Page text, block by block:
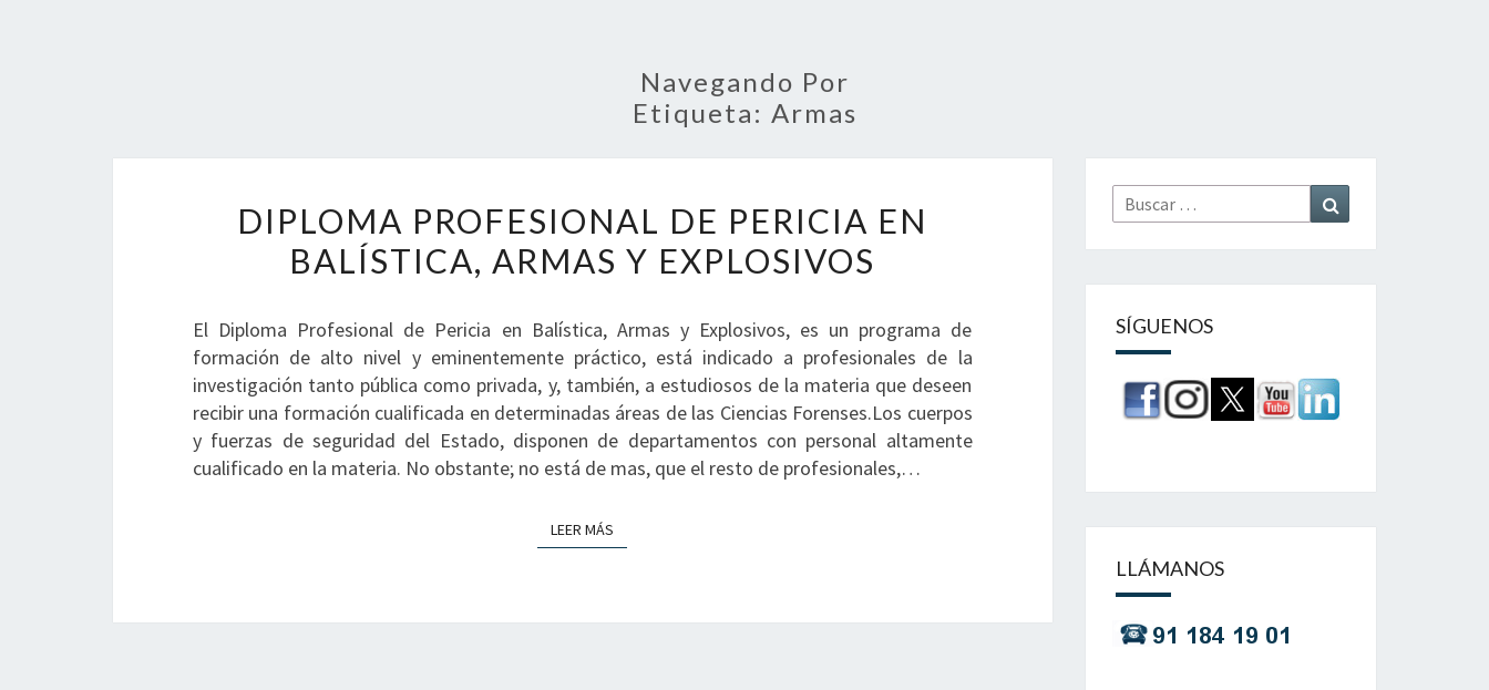
Navegando Por
Etiqueta: Armas
PROFESIONAL
DE
PERICIA
BALÍSTICA,
ARMAS
Y
EXPLOSIVOS
DIPLOMA PROFESIONAL DE PERICIA EN
BALÍSTICA, ARMAS Y EXPLOSIVOS
El Diploma Profesional de Pericia en Balística, Armas y Explosivos, es un programa de
formación de alto nivel y eminentemente práctico, está indicado a profesionales de la
investigación tanto pública como privada, y, también, a estudiosos de la materia que deseen
recibir una formación cualificada en determinadas áreas de las Ciencias Forenses.Los cuerpos
y fuerzas de seguridad del Estado, disponen de departamentos con personal altamente
cualificado en la materia. No obstante; no está de mas, que el resto de profesionales,…
LEER MÁS
Buscar
por:
SÍGUENOS
LLÁMANOS